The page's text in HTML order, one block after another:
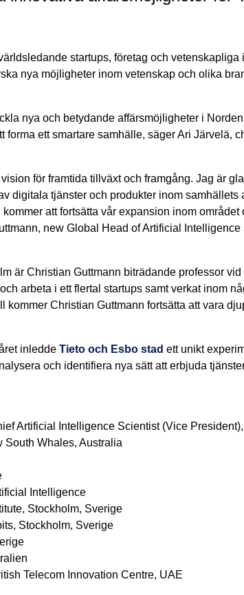
startups, företag och
nya möjligheter inom vetenskap och olika
nya och betydande affärsmöjligheter i
ett smartare samhälle, säger Ari Järvelä,
för framtida tillväxt och framgång. Jag är
digitala tjänster och produkter inom samhällets
att fortsätta vår expansion inom
new Global Head of Artificial
är Christian Guttmann biträdande professor
arbeta i ett flertal startups samt verkat inom
Christian Guttmann fortsätta att vara
inledde Tieto och Esbo stad ett unikt
och identifiera nya sätt att erbjuda
Artificial Intelligence Scientist (Vice
South Whales, Australia
Intelligence
Stockholm, Sverige
Stockholm, Sverige
Telecom Innovation Centre, UAE